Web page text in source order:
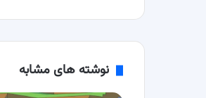
نوشته های مشابه